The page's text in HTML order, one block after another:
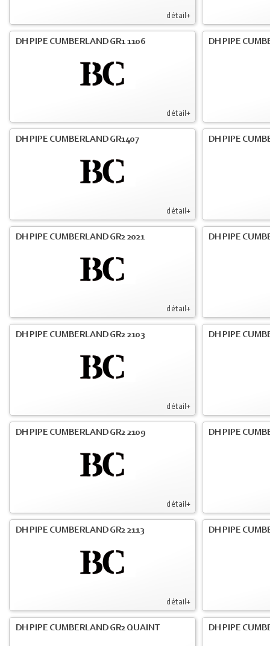
détail+
détail+
DH PIPE CUMBERLAND GR1 1106 DH PIPE
détail+
DH PIPE CUMBERLAND GR1407 DH PIPE
détail+
DH PIPE CUMBERLAND GR2 2021 DH PIPE
détail+
DH PIPE CUMBERLAND GR2 2103 DH PIPE
détail+
DH PIPE CUMBERLAND GR2 2109 DH PIPE
détail+
DH PIPE CUMBERLAND GR2 2113 DH PIPE
DH PIPE CUMBERLAND GR2 QUAINT DH PIPE